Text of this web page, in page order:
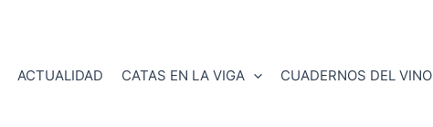
ACTUALIDAD CATAS EN LA VIGA CUADERNOS DEL VINO